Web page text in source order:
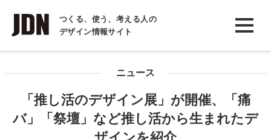
つくる、使う、考える人の
デザイン情報サイト
INTERVIEW
インタビュー
COLUMN
ニュース
「推し活のデザイン展」が開催、「痛
バ」「祭壇」など推し活から生まれたデ